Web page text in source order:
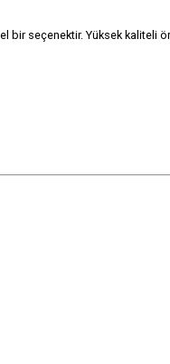
bir seçenektir. Yüksek